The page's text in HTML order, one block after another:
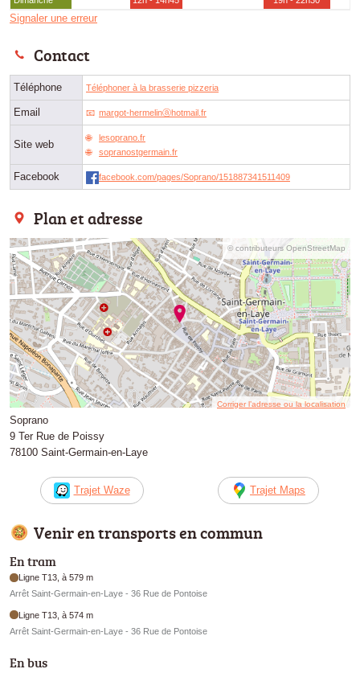
Signaler une erreur
Contact
Téléphone Téléphoner à la brasserie pizzeria
Email margot-hermelinⓐhotmail.fr
Site web
lesoprano.fr
sopranostgermain.fr
Facebook facebook.com/pages/Soprano/151887341511409
Plan et adresse
© contributeurs OpenStreetMap
Corriger l’adresse ou la localisation
Soprano
9 Ter Rue de Poissy
78100 Saint-Germain-en-Laye
Trajet Waze Trajet Maps
Venir en transports en commun
En tram
Ligne T13, à 579 m
Arrêt Saint-Germain-en-Laye - 36 Rue de Pontoise
Ligne T13, à 574 m
Arrêt Saint-Germain-en-Laye - 36 Rue de Pontoise
En bus